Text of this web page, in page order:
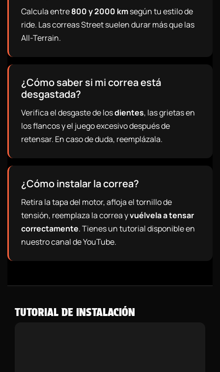
Calcula entre800 y 2000 kmsegún tu estilo de
ride. Las correas Street suelen durar más que las
All-Terrain.
¿Cómo saber si mi correa está
desgastada?
Verifica el desgaste de losdientes, las grietas en
los flancos y el juego excesivo después de
retensar. En caso de duda, reemplázala.
¿Cómo instalar la correa?
Retira la tapa del motor, afloja el tornillo de
tensión, reemplaza la correa yvuélvela a tensar
correctamente. Tienes un tutorial disponible en
nuestro canal de YouTube.
TUTORIAL DE INSTALACIÓN